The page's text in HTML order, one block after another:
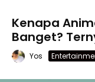
Kenapa
Banget?
Yos